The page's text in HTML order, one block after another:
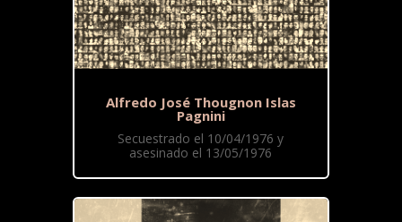
Alfredo José Thougnon Islas
Pagnini
Secuestrado el 10/04/1976 y
asesinado el 13/05/1976